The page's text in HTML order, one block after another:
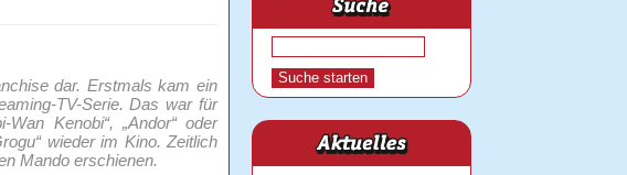
dar. Erstmals kam ein
TV-Serie. Das war für
Kenobi“, „Andor“ oder
wieder im Kino. Zeitlich
Mando erschienen.